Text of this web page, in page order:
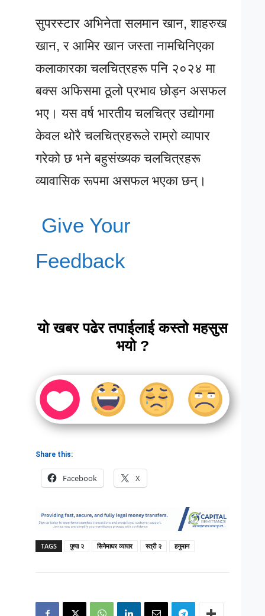
सुपरस्टार अभिनेता सलमान खान, शाहरुख
खान, र आमिर खान जस्ता नामचिनिएका
कलाकारका चलचित्रहरू पनि २०२४ मा
बक्स अफिसमा ठूलो प्रभाव छोड्न असफल
भए। यस वर्ष भारतीय चलचित्र उद्योगमा
केवल थोरै चलचित्रहरूले राम्रो व्यापार
गरेको छ भने बहुसंख्यक चलचित्रहरू
व्यावासिक रूपमा असफल भएका छन्।
Give Your
Feedback
यो खबर पढेर तपाईलाई कस्तो महसुस
भयो ?
Share this:
Facebook X
TAGS पुष्पा २ सिनेमाघर व्यापार स्त्री २ हनुमान